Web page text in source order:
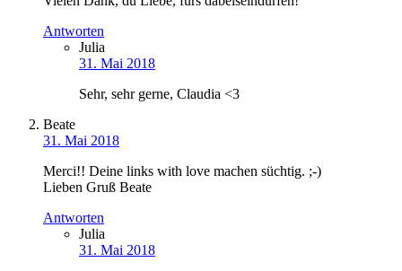
Antworten
Julia
31. Mai 2018
Sehr, sehr gerne, Claudia <3
Beate
31. Mai 2018
Merci!! Deine links with love machen süchtig. ;-)
Lieben Gruß Beate
Antworten
Julia
31. Mai 2018